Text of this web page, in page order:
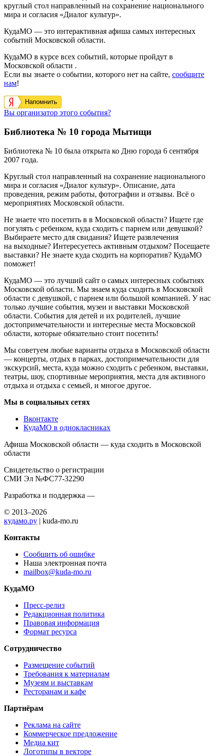
круглый стол направленный на сохранение национального
мира и согласия «Диалог культур».
КудаМО — это интерактивная афиша самых интересных
событий Московской области.
КудаМО в курсе всех событий, которые пройдут в
Московской области .
Если вы знаете о событии, которого нет на сайте, сообщите
нам!
Напомнить
Вы организатор этого события?
Библиотека № 10 города Мытищи
Библиотека № 10 была открыта ко Дню города 6 сентября
2007 года.
Круглый стол направленный на сохранение национального
мира и согласия «Диалог культур». Описание, дата
проведения, режим работы, фотографии и отзывы. Всё о
мероприятиях Московской области.
Не знаете что посетить в в Московской области? Ищете где
погулять с ребенком, куда сходить с парнем или девушкой?
Выбираете место для свидания? Ищете развлечения
на выходные? Интересуетесь активным отдыхом? Посещаете
выставки? Не знаете куда сходить на корпоратив? КудаМО
поможет!
КудаМО — это лучший сайт о самых интересных событиях
Московской области. Мы знаем куда сходить в Московской
области с девушкой, с парнем или большой компанией. У нас
только лучшие события, музеи и выставки Московской
области. События для детей и их родителей, лучшие
достопримечательности и интересные места Московской
области, которые обязательно стоит посетить!
Мы советуем любые варианты отдыха в Московской области
— концерты, отдых в парках, достопримечательности для
экскурсий, места, куда можно сходить с ребенком, выставки,
театры, шоу, спортивные мероприятия, места для активного
отдыха и отдыха с семьей, и многое другое.
Мы в социальных сетях
Вконтакте
КудаМО в однокласниках
Афиша Московской области — куда сходить в Московской
области
Свидетельство о регистрации
СМИ Эл №ФС77-32290
Разработка и поддержка —
© 2013–2026
кудамо.ру | kuda-mo.ru
Контакты
Сообщить об ошибке
Наша электронная почта
mailbox@kuda-mo.ru
КудаМО
Пресс-релиз
Редакционная политика
Правовая информация
Формат ресурса
Сотрудничество
Размещение событий
Требования к материалам
Музеям и выставкам
Ресторанам и кафе
Партнёрам
Реклама на сайте
Коммерческое предложение
Медиа кит
Логотипы в векторе